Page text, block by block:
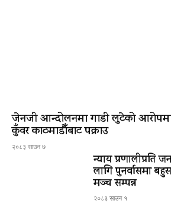
जेनजी आन्दोलनमा गाडी लुटेको आरोपमा
कुँवर काठमाडौँबाट पक्राउ
२०८३ साउन ७
न्याय प्रणालीप्रति
लागि पुनर्वासमा
मञ्च सम्पन्न
२०८३ साउन १